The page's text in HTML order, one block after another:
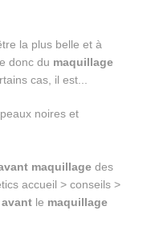
la plus belle et à
donc du maquillage
cas, il est...
maquillagedes
accueil > conseils >
avantle maquillage